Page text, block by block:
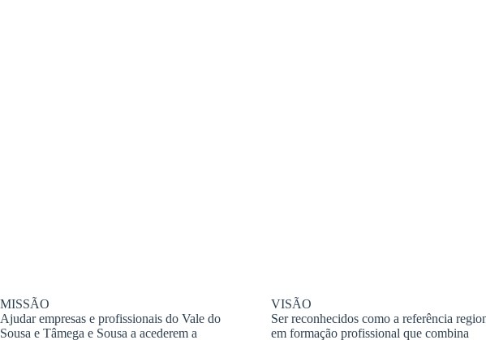
MISSÃO
Ajudar empresas e profissionais do Vale do
Sousa e Tâmega e Sousa a acederem a
VISÃO
Ser reconhecidos como a referência
em formação profissional que combina